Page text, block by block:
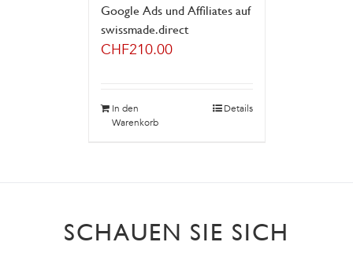
Google Ads und Affiliates auf
swissmade.direct
CHF210.00
In den
Warenkorb
Details
SCHAUEN SIE SICH